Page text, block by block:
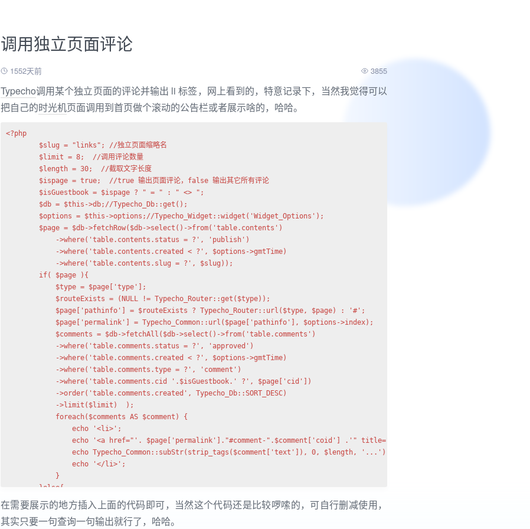
调用独立页面评论
1552天前 3855
Typecho调用某个独立页面的评论并输出 li 标签，网上看到的，特意记录下，当然我觉得可以
把自己的时光机页面调用到首页做个滚动的公告栏或者展示啥的，哈哈。
<?php
        $slug = "links"; //独立页面缩略名
        $limit = 8;  //调用评论数量
        $length = 30;  //截取文字长度
        $ispage = true;  //true 输出页面评论，false 输出其它所有评论
        $isGuestbook = $ispage ? " = " : " <> ";
        $db = $this->db;//Typecho_Db::get();
        $options = $this->options;//Typecho_Widget::widget('Widget_Options');
        $page = $db->fetchRow($db->select()->from('table.contents')
            ->where('table.contents.status = ?', 'publish')
            ->where('table.contents.created < ?', $options->gmtTime)
            ->where('table.contents.slug = ?', $slug));
        if( $page ){
            $type = $page['type'];
            $routeExists = (NULL != Typecho_Router::get($type));
            $page['pathinfo'] = $routeExists ? Typecho_Router::url($type, $page) : '#';
            $page['permalink'] = Typecho_Common::url($page['pathinfo'], $options->index);
            $comments = $db->fetchAll($db->select()->from('table.comments')
            ->where('table.comments.status = ?', 'approved')
            ->where('table.comments.created < ?', $options->gmtTime)
            ->where('table.comments.type = ?', 'comment')
            ->where('table.comments.cid '.$isGuestbook.' ?', $page['cid'])
            ->order('table.comments.created', Typecho_Db::SORT_DESC)
            ->limit($limit)  );
            foreach($comments AS $comment) {
                echo '<li>';
                echo '<a href="'. $page['permalink']."#comment-".$comment['coid'] .'" title="'.$comment['text'].'">';
                echo Typecho_Common::subStr(strip_tags($comment['text']), 0, $length, '...').'</a>';
                echo '</li>';
            }
        }else{
            echo "<li>No Comments</li>";
        }
?>
在需要展示的地方插入上面的代码即可，当然这个代码还是比较啰嗦的，可自行删减使用，
其实只要一句查询一句输出就行了，哈哈。